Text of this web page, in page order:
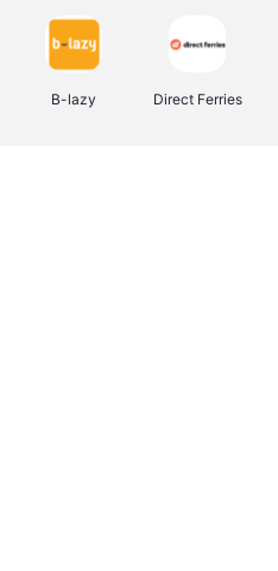
B-lazy Direct Ferries